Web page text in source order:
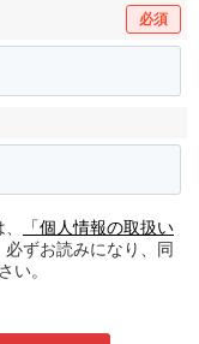
必須
「個人情報の取扱い
ずお読みになり、同
い。